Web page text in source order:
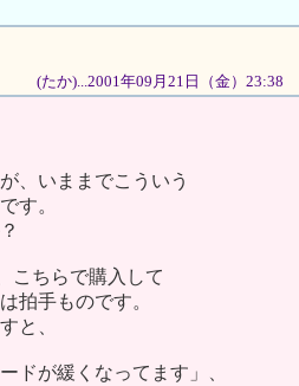
(たか)...2001年09月21日（金）23:38
、いままでこういう
す。
こちらで購入して
拍手ものです。
と、
ドが緩くなってます」、